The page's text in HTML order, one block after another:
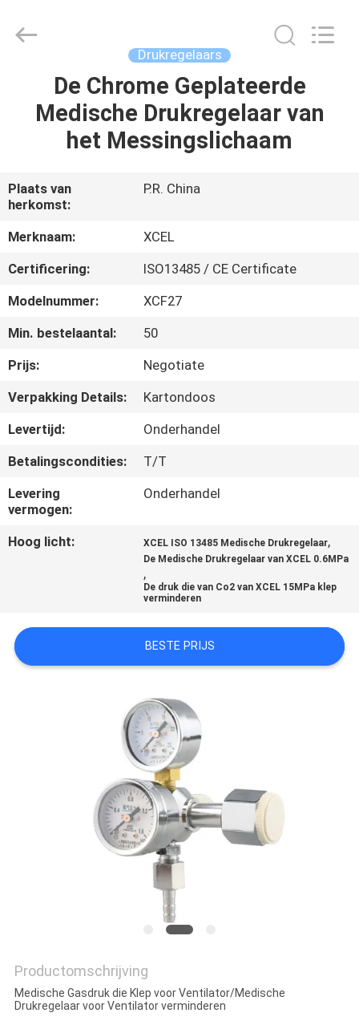
PRODUCTEN
ONGEVEER
ONS
FABRIEKSREIS
CONTACTEER
ONS
OM
EEN
PRIVACY
POLICY
Ltd..
Drukregelaars
De Chrome Geplateerde
Medische Drukregelaar van
het Messingslichaam
Plaats van
herkomst:
P.R. China
Merknaam:
XCEL
Certificering:
ISO13485 / CE Certificate
Modelnummer:
XCF27
Min. bestelaantal:
50
Prijs:
Negotiate
Verpakking Details:
Kartondoos
Levertijd:
Onderhandel
Betalingscondities:
T/T
Levering
vermogen:
Onderhandel
Hoog licht: XCEL ISO 13485 Medische Drukregelaar,
De Medische Drukregelaar van XCEL 0.6MPa
,
De druk die van Co2 van XCEL 15MPa klep
verminderen
BESTE PRIJS
Productomschrijving
Medische Gasdruk die Klep voor Ventilator/Medische
Drukregelaar voor Ventilator verminderen